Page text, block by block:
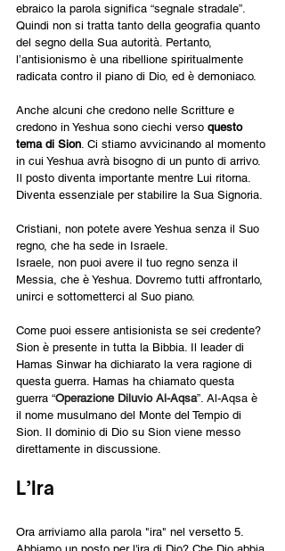
ebraico la parola significa “segnale stradale”.
Quindi non si tratta tanto della geografia quanto
del segno della Sua autorità. Pertanto,
l’antisionismo è una ribellione spiritualmente
radicata contro il piano di Dio, ed è demoniaco.
Anche alcuni che credono nelle Scritture e
credono in Yeshua sono ciechi verso questo
tema di Sion . Ci stiamo avvicinando al momento
in cui Yeshua avrà bisogno di un punto di arrivo.
Il posto diventa importante mentre Lui ritorna.
Diventa essenziale per stabilire la Sua Signoria.
Cristiani, non potete avere Yeshua senza il Suo
regno, che ha sede in Israele.
Israele, non puoi avere il tuo regno senza il
Messia, che è Yeshua. Dovremo tutti affrontarlo,
unirci e sottometterci al Suo piano.
Come puoi essere antisionista se sei credente?
Sion è presente in tutta la Bibbia. Il leader di
Hamas Sinwar ha dichiarato la vera ragione di
questa guerra. Hamas ha chiamato questa
guerra “Operazione Diluvio Al-Aqsa”. Al-Aqsa è
il nome musulmano del Monte del Tempio di
Sion. Il dominio di Dio su Sion viene messo
direttamente in discussione.
L’Ira
Ora arriviamo alla parola "ira" nel versetto 5.